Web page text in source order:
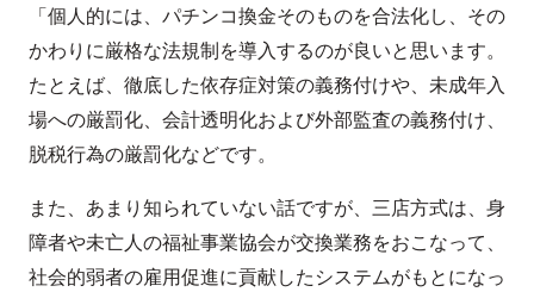
「個人的には、パチンコ換金そのものを合法化し、その
かわりに厳格な法規制を導入するのが良いと思います。
たとえば、徹底した依存症対策の義務付けや、未成年入
場への厳罰化、会計透明化および外部監査の義務付け、
脱税行為の厳罰化などです。
また、あまり知られていない話ですが、三店方式は、身
障者や未亡人の福祉事業協会が交換業務をおこなって、
社会的弱者の雇用促進に貢献したシステムがもとになっ